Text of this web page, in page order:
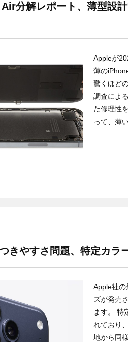
分解レポート、薄型設
Appleが
薄の
驚くほど
調査によ
た修理性
って、薄い
きやすさ問題、特定カラ
Apple社の
ズが発売
ます。 特
れており
地から同